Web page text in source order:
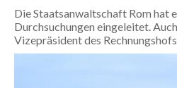
SERVIZI ALLE IMPRESE
LAVORO
BANDI
Die Staatsanwaltschaft Rom hat
Durchsuchungen eingeleitet.
Vizepräsident des